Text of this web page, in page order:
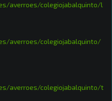
averroes/colegiojabalquinto/l
averroes/colegiojabalquinto/
averroes/colegiojabalquinto/t